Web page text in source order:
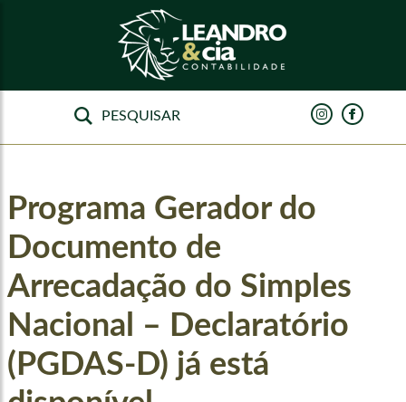
Programa Gerador do
Documento de
Arrecadação do Simples
Nacional – Declaratório
(PGDAS-D) já está